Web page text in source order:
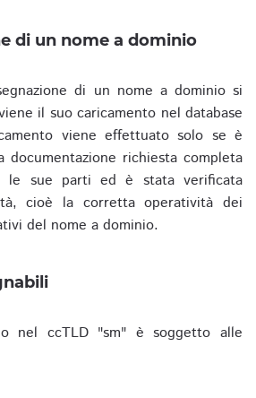
di un nome a dominio
di un nome a dominio si
il suo caricamento nel database
viene effettuato solo se è
documentazione richiesta completa
sue parti ed è stata verificata
cioè la corretta operatività dei
del nome a dominio.
nel ccTLD "sm" è soggetto alle